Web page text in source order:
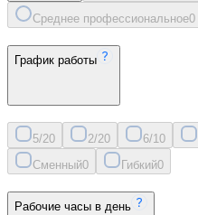
Среднее профессиональное0
График работы
5/20 2/20 6/10
Сменный0 Гибкий0
Рабочие часы в день